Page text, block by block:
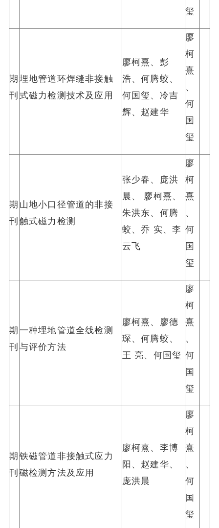
玺
期
刊
埋地管道环焊缝非接触
式磁力检测技术及应用
廖柯熹、彭
浩、何腾蛟、
何国玺、冷吉
辉、赵建华
廖
柯
熹
、
何
国
玺
期
刊
山地小口径管道的非接
触式磁力检测
张少春、庞洪
晨、 廖柯熹、
朱洪东、何腾
蛟、乔 实、李
云飞
廖
柯
熹
、
何
国
玺
期
刊
一种埋地管道全线检测
与评价方法
廖柯熹、廖德
琛、何腾蛟、
王 亮、何国玺
廖
柯
熹
、
何
国
玺
期
刊
铁磁管道非接触式应力
磁检测方法及应用
廖柯熹、李博
阳、赵建华、
庞洪晨
廖
柯
熹
、
何
国
玺